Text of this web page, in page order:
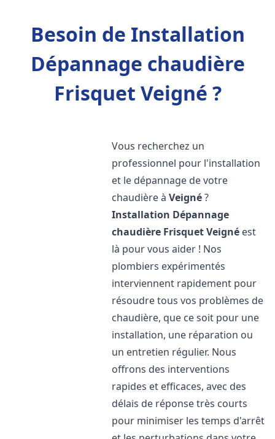
Besoin de Installation
Dépannage chaudière
Frisquet Veigné ?
Vous recherchez un
professionnel pour l'installation
et le dépannage de votre
chaudière àVeigné?
Installation Dépannage
chaudière FrisquetVeigné est
là pour vous aider ! Nos
plombiers expérimentés
interviennent rapidement pour
résoudre tous vos problèmes de
chaudière, que ce soit pour une
installation, une réparation ou
un entretien régulier. Nous
offrons des interventions
rapides et efficaces, avec des
délais de réponse très courts
pour minimiser les temps d'arrêt